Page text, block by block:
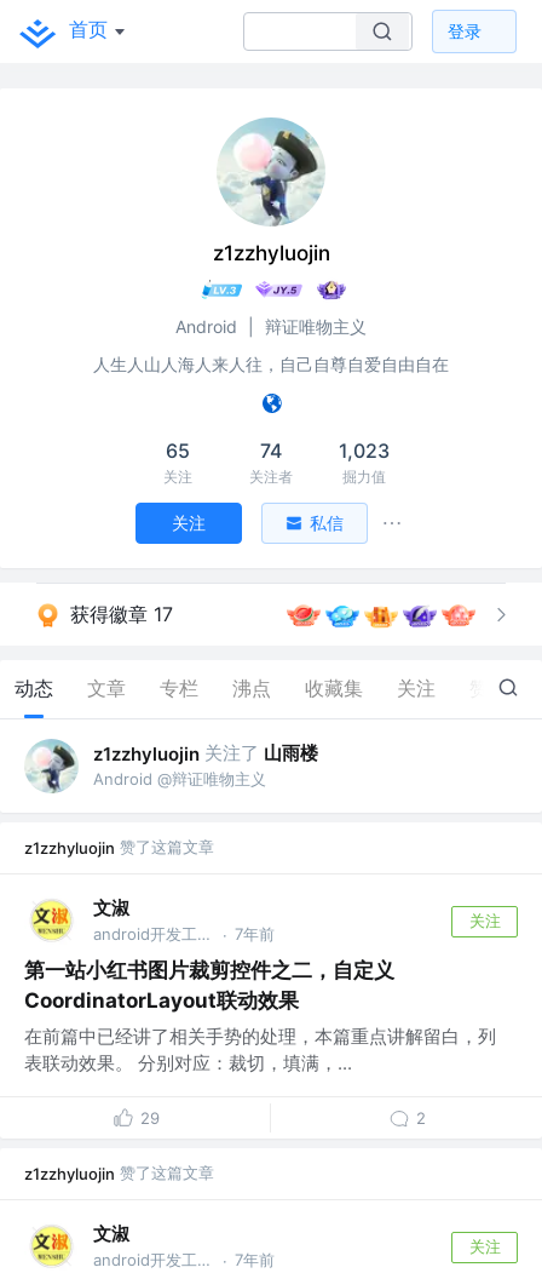
首页 登录
z1zzhyluojin
Android
辩证唯物主义
人生人山人海人来人往，自己自尊自爱自由自在
65
关注
74
关注者
1,023
掘力值
关注 私信
获得徽章 17
动态 文章 专栏 沸点 收藏集 关注 218
z1zzhyluojin 关注了 山雨楼
Android @辩证唯物主义
z1zzhyluojin 赞了这篇文章
文淑
android开发工程师 @美柚 · 7年前
关注
第一站小红书图片裁剪控件之二，自定义
CoordinatorLayout联动效果
在前篇中已经讲了相关手势的处理，本篇重点讲解留白，列
表联动效果。 分别对应：裁切，填满，...
29 2
z1zzhyluojin 赞了这篇文章
文淑
android开发工程师 @美柚 · 7年前
关注